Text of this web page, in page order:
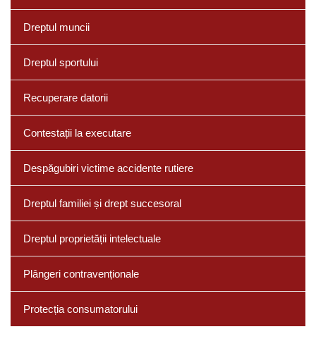
Dreptul muncii
Dreptul sportului
Recuperare datorii
Contestații la executare
Despăgubiri victime accidente rutiere
Dreptul familiei și drept succesoral
Dreptul proprietății intelectuale
Plângeri contravenționale
Protecția consumatorului